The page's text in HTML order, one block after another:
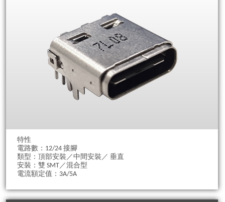
特性
電路數：12/24 接腳
類型：頂部安裝／中間安裝／ 垂直
安裝：雙 SMT／混合型
電流額定值：3A/5A